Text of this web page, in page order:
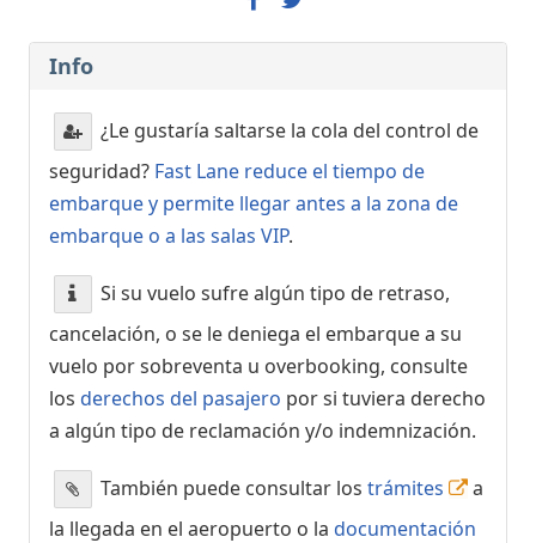
Info
¿Le gustaría saltarse la cola del control de
seguridad? Fast Lane reduce el tiempo de
embarque y permite llegar antes a la zona de
embarque o a las salas VIP.
Si su vuelo sufre algún tipo de retraso,
cancelación, o se le deniega el embarque a su
vuelo por sobreventa u overbooking, consulte
los derechos del pasajero por si tuviera derecho
a algún tipo de reclamación y/o indemnización.
También puede consultar los trámites
a
la llegada en el aeropuerto o la documentación